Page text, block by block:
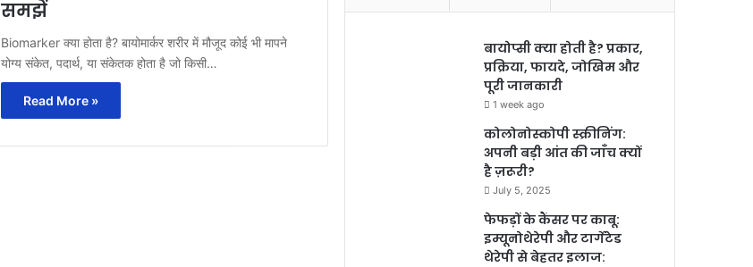
समझें
Biomarker क्या होता है? बायोमार्कर शरीर में मौजूद कोई भी मापने
योग्य संकेत, पदार्थ, या संकेतक होता है जो किसी…
Read More »
बायोप्सी क्या होती है? प्रकार,
प्रक्रिया, फायदे, जोखिम और
पूरी जानकारी
1 week ago
कोलोनोस्कोपी स्क्रीनिंग:
अपनी बड़ी आंत की जाँच क्यों
है ज़रूरी?
July 5, 2025
फेफड़ों के कैंसर पर काबू:
इम्यूनोथेरेपी और टार्गेटेड
थेरेपी से बेहतर इलाज: